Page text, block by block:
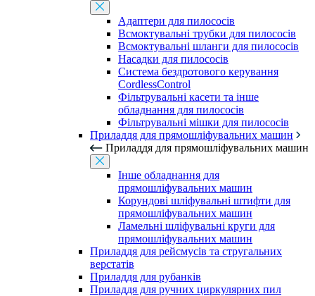
Адаптери для пилососів
Всмоктувальні трубки для пилососів
Всмоктувальні шланги для пилососів
Насадки для пилососів
Система бездротового керування
CordlessControl
Фільтрувальні касети та інше
обладнання для пилососів
Фільтрувальні мішки для пилососів
Приладдя для прямошліфувальних машин
Приладдя для прямошліфувальних машин
Інше обладнання для
прямошліфувальних машин
Корундові шліфувальні штифти для
прямошліфувальних машин
Ламельні шліфувальні круги для
прямошліфувальних машин
Приладдя для рейсмусів та стругальних
верстатів
Приладдя для рубанків
Приладдя для ручних циркулярних пил